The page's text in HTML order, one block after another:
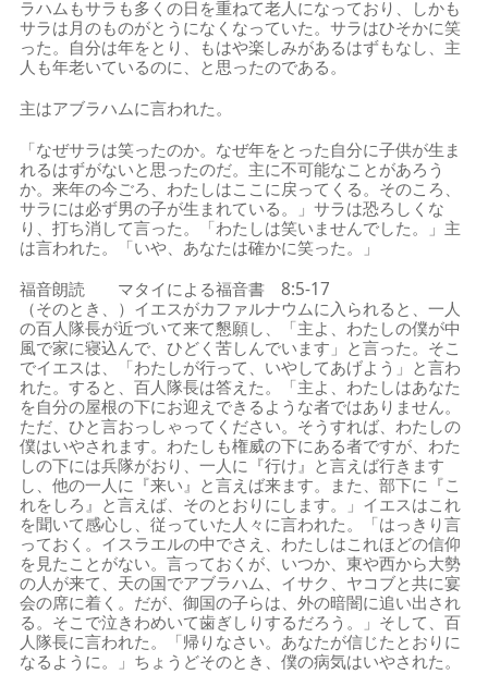
ラハムもサラも多くの日を重ねて老人になっており、しかも
サラは月のものがとうになくなっていた。サラはひそかに笑
った。自分は年をとり、もはや楽しみがあるはずもなし、主
人も年老いているのに、と思ったのである。
主はアブラハムに言われた。
「なぜサラは笑ったのか。なぜ年をとった自分に子供が生ま
れるはずがないと思ったのだ。主に不可能なことがあろう
か。来年の今ごろ、わたしはここに戻ってくる。そのころ、
サラには必ず男の子が生まれている。」サラは恐ろしくな
り、打ち消して言った。「わたしは笑いませんでした。」主
は言われた。「いや、あなたは確かに笑った。」
福音朗読 マタイによる福音書 8:5-17
（そのとき、）イエスがカファルナウムに入られると、一人
の百人隊長が近づいて来て懇願し、「主よ、わたしの僕が中
風で家に寝込んで、ひどく苦しんでいます」と言った。そこ
でイエスは、「わたしが行って、いやしてあげよう」と言わ
れた。すると、百人隊長は答えた。「主よ、わたしはあなた
を自分の屋根の下にお迎えできるような者ではありません。
ただ、ひと言おっしゃってください。そうすれば、わたしの
僕はいやされます。わたしも権威の下にある者ですが、わた
しの下には兵隊がおり、一人に『行け』と言えば行きます
し、他の一人に『来い』と言えば来ます。また、部下に『こ
れをしろ』と言えば、そのとおりにします。」イエスはこれ
を聞いて感心し、従っていた人々に言われた。「はっきり言
っておく。イスラエルの中でさえ、わたしはこれほどの信仰
を見たことがない。言っておくが、いつか、東や西から大勢
の人が来て、天の国でアブラハム、イサク、ヤコブと共に宴
会の席に着く。だが、御国の子らは、外の暗闇に追い出され
る。そこで泣きわめいて歯ぎしりするだろう。」そして、百
人隊長に言われた。「帰りなさい。あなたが信じたとおりに
なるように。」ちょうどそのとき、僕の病気はいやされた。